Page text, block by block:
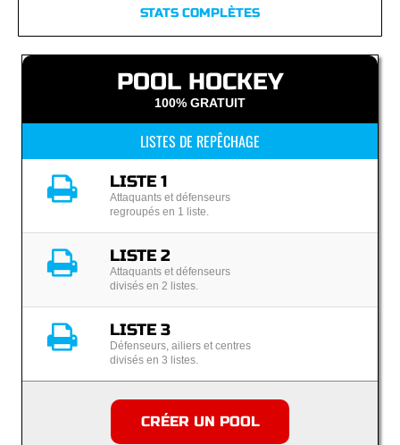
STATS COMPLÈTES
POOL HOCKEY
100% GRATUIT
LISTES DE REPÊCHAGE
LISTE 1
Attaquants et défenseurs
regroupés en 1 liste.
LISTE 2
Attaquants et défenseurs
divisés en 2 listes.
LISTE 3
Défenseurs, ailiers et centres
divisés en 3 listes.
CRÉER UN POOL